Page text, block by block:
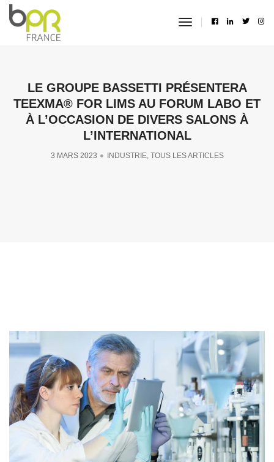
toggle
LE GROUPE BASSETTI PRÉSENTERA
TEEXMA® FOR LIMS AU FORUM LABO ET
À L’OCCASION DE DIVERS SALONS À
L’INTERNATIONAL
3 MARS 2023 INDUSTRIE, TOUS LES ARTICLES